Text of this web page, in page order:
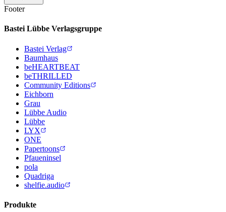
Footer
Bastei Lübbe Verlagsgruppe
Bastei Verlag
Baumhaus
beHEARTBEAT
beTHRILLED
Community Editions
Eichborn
Grau
Lübbe Audio
Lübbe
LYX
ONE
Papertoons
Pfaueninsel
pola
Quadriga
shelfie.audio
Produkte